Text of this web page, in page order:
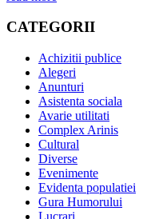
CATEGORII
Achizitii publice
Alegeri
Anunturi
Asistenta sociala
Avarie utilitati
Complex Arinis
Cultural
Diverse
Evenimente
Evidenta populatiei
Gura Humorului
Lucrari